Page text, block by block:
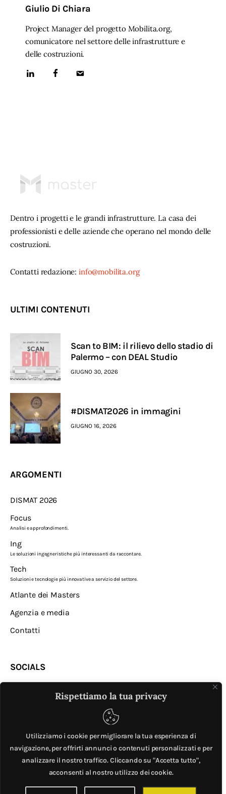
Rispettiamo la tua privacy
Utilizziamo i cookie per migliorare la tua esperienza di
navigazione, per offrirti annunci o contenuti personalizzati e per
analizzare il nostro traffico. Cliccando su "Accetta tutto",
acconsenti al nostro utilizzo dei cookie.
Giulio Di Chiara
Project Manager del progetto Mobilita.org,
comunicatore nel settore delle infrastrutture e
delle costruzioni.
Dentro i progetti e le grandi infrastrutture. La casa dei
professionisti e delle aziende che operano nel mondo delle
costruzioni.
Contatti redazione: info@mobilita.org
ULTIMI CONTENUTI
Scan to BIM: il rilievo dello stadio di
Palermo – con DEAL Studio
GIUGNO 30, 2026
#DISMAT2026 in immagini
GIUGNO 16, 2026
ARGOMENTI
DISMAT 2026
Focus
Analisi e approfondimenti.
Ing
Le soluzioni ingegneristiche più interessanti da raccontare.
Tech
Soluzioni e tecnologie più innovative a servizio del settore.
Atlante dei Masters
Agenzia e media
Contatti
SOCIALS
MASTER © è un progetto diMobilita.org. All Rights
Reserved. | Giubox – C.F: DCHGLI85R10G273Z – P.IVA